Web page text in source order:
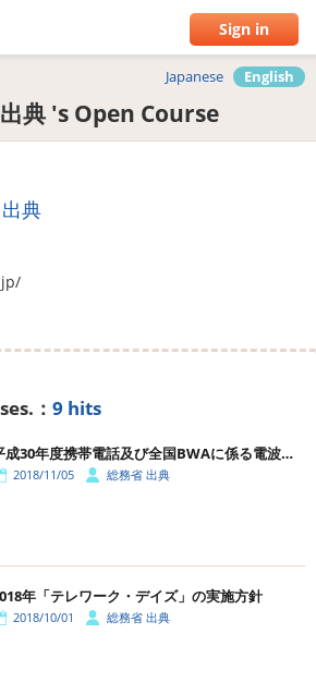
Sign in
典 's Open Course
Japanese English
典
： 9 hits
平成30年度携帯電話及び全国BWAに係る電波の利用状況調査の評価結果 - 総務省
2018/11/05 総務省 出典
年「テレワーク・デイズ」の実施方針
2018/10/01 総務省 出典